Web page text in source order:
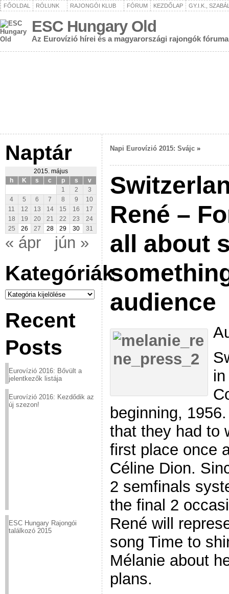
FŐOLDAL RÓLUNK RAJONGÓI KLUB FÓRUM KEZDŐLAP GY.I.K.,
ESC Hungary Old
Az Eurovízió hírei és a magyarországi rajongók fóruma
Naptár
2015. május
h
K s c p s
v
1
2
3
4
5 6 7 8 9
10
11
12 13 14 15 16
17
18
19 20 21 22 23
24
25
26 27 28 29 30 31
« ápr jún »
Kategóriák
Kategóriák
Recent
Posts
Eurovízió 2016: Bővült a
jelentkezők listája
Eurovízió 2016: Kezdődik az
új szezon!
ESC Hungary Rajongói
találkozó 2015
Napi Eurovízió 2015: Svájc »
René –
all about
audience
beginning,
that they had to
first place once
Céline Dion.
2 semfinals
the final 2
René will
song Time to
Mélanie about
plans.